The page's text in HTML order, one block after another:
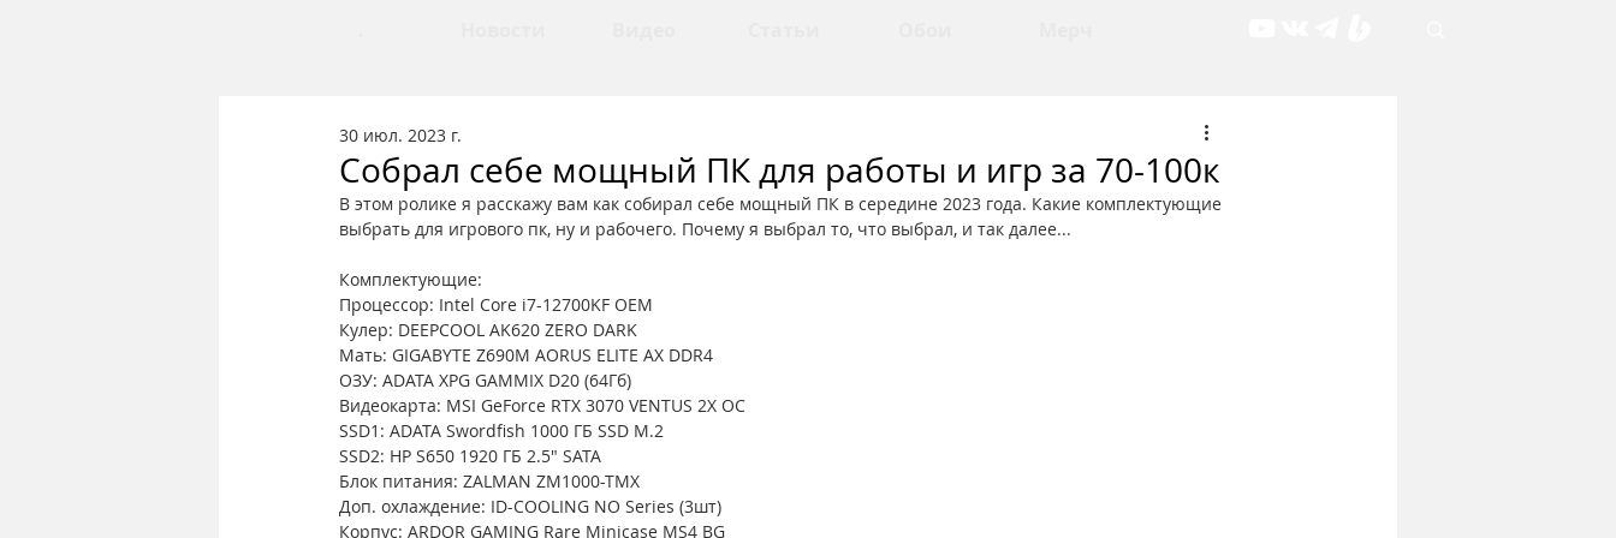
Собрал себе мощный ПК для работы и игр за 70-100к
30 июл. 2023 г.
В этом ролике я расскажу вам как собирал себе мощный ПК в середине 2023 года. Какие комплектующие
выбрать для игрового пк, ну и рабочего. Почему я выбрал то, что выбрал, и так далее...
Комплектующие:
Процессор: Intel Core i7-12700KF OEM
Кулер: DEEPCOOL AK620 ZERO DARK
Мать: GIGABYTE Z690M AORUS ELITE AX DDR4
ОЗУ: ADATA XPG GAMMIX D20 (64Гб)
Видеокарта: MSI GeForce RTX 3070 VENTUS 2X OC
SSD1: ADATA Swordfish 1000 ГБ SSD M.2
SSD2: HP S650 1920 ГБ 2.5" SATA
Блок питания: ZALMAN ZM1000-TMX
Доп. охлаждение: ID-COOLING NO Series (3шт)
Корпус: ARDOR GAMING Rare Minicase MS4 BG